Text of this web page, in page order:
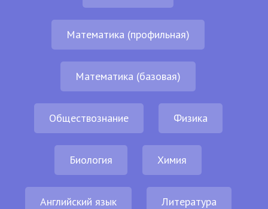
Математика (профильная)
Математика (базовая)
Обществознание Физика
Биология Химия
Английский язык Литература